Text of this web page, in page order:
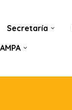
Secretaría
AMPA